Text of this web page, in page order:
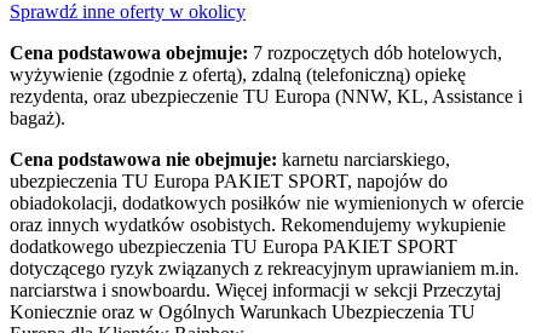
Sprawdź inne oferty w okolicy
Cena podstawowa obejmuje: 7 rozpoczętych dób hotelowych,
wyżywienie (zgodnie z ofertą), zdalną (telefoniczną) opiekę
rezydenta, oraz ubezpieczenie TU Europa (NNW, KL, Assistance i
bagaż).
Cena podstawowa nie obejmuje: karnetu narciarskiego,
ubezpieczenia TU Europa PAKIET SPORT, napojów do
obiadokolacji, dodatkowych posiłków nie wymienionych w ofercie
oraz innych wydatków osobistych. Rekomendujemy wykupienie
dodatkowego ubezpieczenia TU Europa PAKIET SPORT
dotyczącego ryzyk związanych z rekreacyjnym uprawianiem m.in.
narciarstwa i snowboardu. Więcej informacji w sekcji Przeczytaj
Koniecznie oraz w Ogólnych Warunkach Ubezpieczenia TU